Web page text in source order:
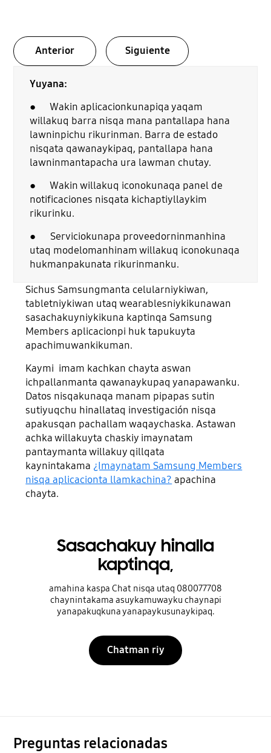
Anterior Siguiente
Yuyana:
● Wakin aplicacionkunapiqa yaqam
willakuq barra nisqa mana pantallapa hana
lawninpichu rikurinman. Barra de estado
nisqata qawanaykipaq, pantallapa hana
lawninmantapacha ura lawman chutay.
● Wakin willakuq iconokunaqa panel de
notificaciones nisqata kichaptiyllaykim
rikurinku.
● Serviciokunapa proveedorninmanhina
utaq modelomanhinam willakuq iconokunaqa
hukmanpakunata rikurinmanku.
Sichus Samsungmanta celularniykiwan,
tabletniykiwan utaq wearablesniykikunawan
sasachakuyniykikuna kaptinqa Samsung
Members aplicacionpi huk tapukuyta
apachimuwankikuman.
Kaymi imam kachkan chayta aswan
ichpallanmanta qawanaykupaq yanapawanku.
Datos nisqakunaqa manam pipapas sutin
sutiyuqchu hinallataq investigación nisqa
apakusqan pachallam waqaychaska. Astawan
achka willakuyta chaskiy imaynatam
pantaymanta willakuy qillqata
kaynintakama ¿Imaynatam Samsung Members
nisqa aplicacionta llamkachina? apachina
chayta.
Sasachakuy hinalla
kaptinqa,
amahina kaspa Chat nisqa utaq 080077708
chaynintakama asuykamuwayku chaynapi
yanapakuqkuna yanapaykusunaykipaq.
Chatman riy
Preguntas relacionadas